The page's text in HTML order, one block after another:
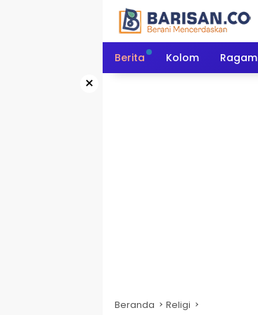
Berita Kolom Ragam
×
Beranda Religi